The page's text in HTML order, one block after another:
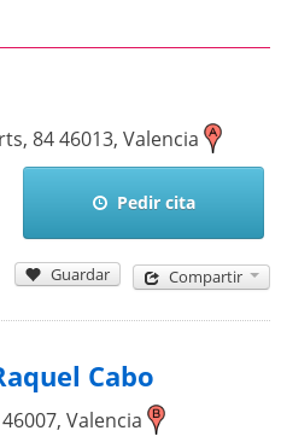
8446013, Valencia
Pedir cita
Guardar Compartir
Cabo
46007, Valencia